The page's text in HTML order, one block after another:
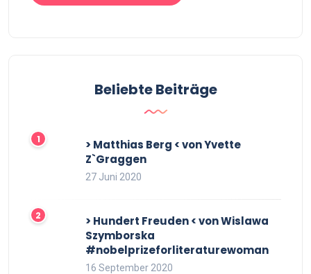
Beliebte Beiträge
> Matthias Berg < von Yvette
Z`Graggen
27 Juni 2020
> Hundert Freuden < von Wislawa
Szymborska
#nobelprizeforliteraturewoman
16 September 2020